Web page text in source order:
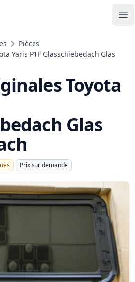
Pièces
Yaris P1F Glasschiebedach Glas
Toyota
Glas
Prix ​​sur demande